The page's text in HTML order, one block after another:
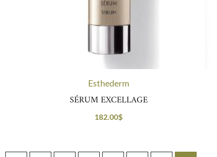
Esthederm
SÉRUM EXCELLAGE
182.00$